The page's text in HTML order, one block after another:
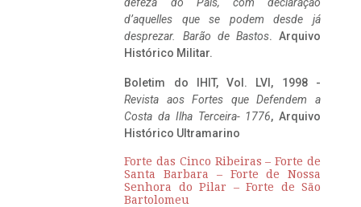
d’aquelles que se podem desde já
desprezar. Barão de Bastos. Arquivo
Histórico Militar.
Boletim do IHIT, Vol. LVI, 1998 -
Revista aos Fortes que Defendem a
Costa da Ilha Terceira- 1776, Arquivo
Histórico Ultramarino
Forte das Cinco Ribeiras – Forte de
Santa Barbara – Forte de Nossa
Senhora do Pilar – Forte de São
Bartolomeu